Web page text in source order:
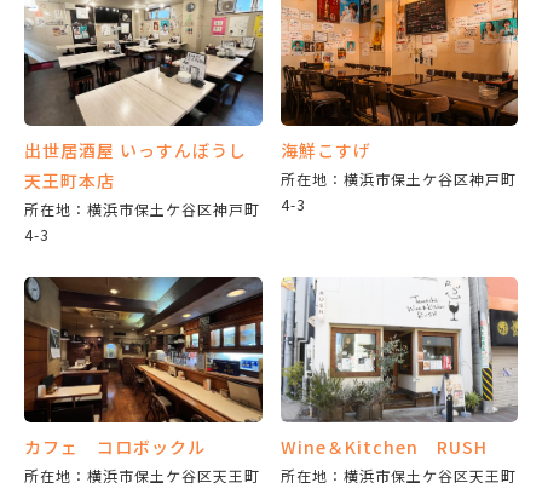
出世居酒屋 いっすんぼうし
天王町本店
所在地：横浜市保土ケ谷区神戸町
4-3
海鮮こすげ
所在地：横浜市保土ケ谷区神戸町
4-3
カフェ コロボックル
所在地：横浜市保土ケ谷区天王町
Wine＆Kitchen RUSH
所在地：横浜市保土ケ谷区天王町